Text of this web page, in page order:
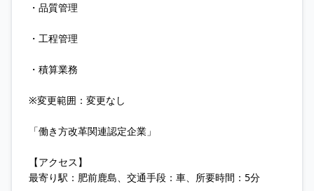
・品質管理
・工程管理
・積算業務
※変更範囲：変更なし
「働き方改革関連認定企業」
【アクセス】
最寄り駅：肥前鹿島、交通手段：車、所要時間：5分